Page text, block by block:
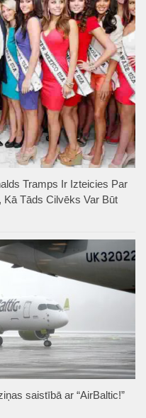
Tramps Ir Izteicies Par
Kā Tāds Cilvēks Var Būt
saistībā ar “AirBaltic!”